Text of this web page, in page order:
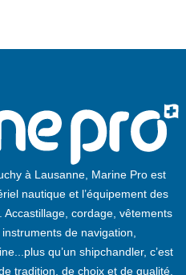
à Lausanne, Marine Pro est
nautique et l’équipement des
Accastillage, cordage, vêtements
de navigation,
qu’un shipchandler, c’est
tradition, de choix et de qualité.